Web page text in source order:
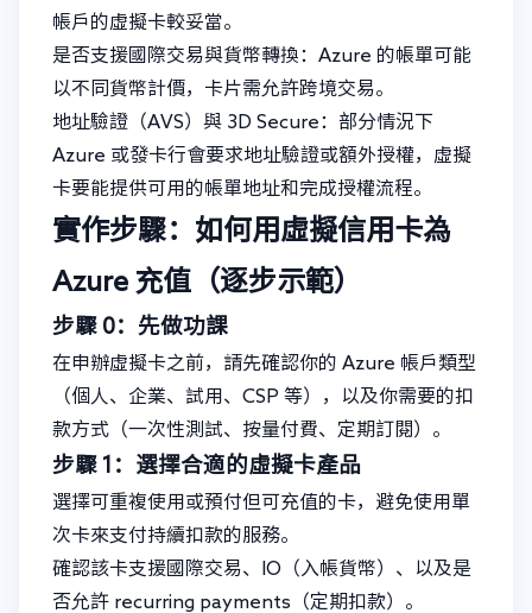
帳戶的虛擬卡較妥當。
是否支援國際交易與貨幣轉換：Azure 的帳單可能
以不同貨幣計價，卡片需允許跨境交易。
地址驗證（AVS）與 3D Secure：部分情況下
Azure 或發卡行會要求地址驗證或額外授權，虛擬
卡要能提供可用的帳單地址和完成授權流程。
實作步驟：如何用虛擬信用卡為
Azure 充值（逐步示範）
步驟 0：先做功課
在申辦虛擬卡之前，請先確認你的 Azure 帳戶類型
（個人、企業、試用、CSP 等），以及你需要的扣
款方式（一次性測試、按量付費、定期訂閱）。
步驟 1：選擇合適的虛擬卡產品
選擇可重複使用或預付但可充值的卡，避免使用單
次卡來支付持續扣款的服務。
確認該卡支援國際交易、IO（入帳貨幣）、以及是
否允許 recurring payments（定期扣款）。